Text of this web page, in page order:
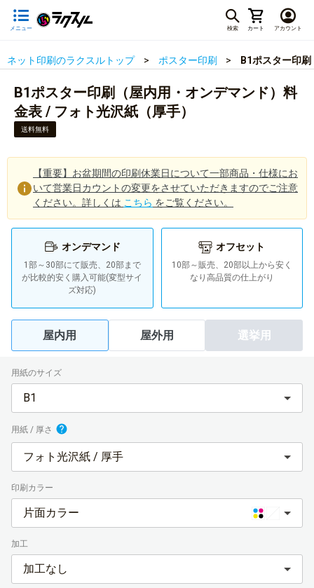
メニュー 検索 カート アカウント
ネット印刷のラクスルトップ ポスター印刷 B1ポスター印
B1ポスター印刷（屋内用・オンデマンド）料
金表 / フォト光沢紙（厚手）
送料無料
【重要】お盆期間の印刷休業日について一部商品・仕様にお
いて営業日カウントの変更をさせていただきますのでご注意
ください。詳しくは こちら をご覧ください。
オンデマンド
1部～30部にて販売、20部まで
が比較的安く購入可能(変型サイ
オフセット
10部～販売、20部以上から安く
屋内用 屋外用 選挙用
用紙のサイズ
B1
用紙 / 厚さ
フォト光沢紙 / 厚手
印刷カラー
片面カラー
加工
加工なし